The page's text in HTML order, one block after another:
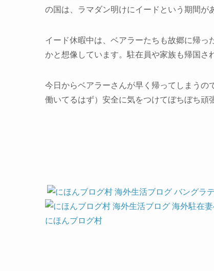
の国は、ラマダン明けにイードという期間が
イード休暇中は、ベアラーたちも故郷に帰
かと想像しています。駐在員や家族も帰国さ
今日からベアラーさんが早く帰ってしまうの
働いてるはず）安全に気をつけてぼちぼち頑
にほんブログ村